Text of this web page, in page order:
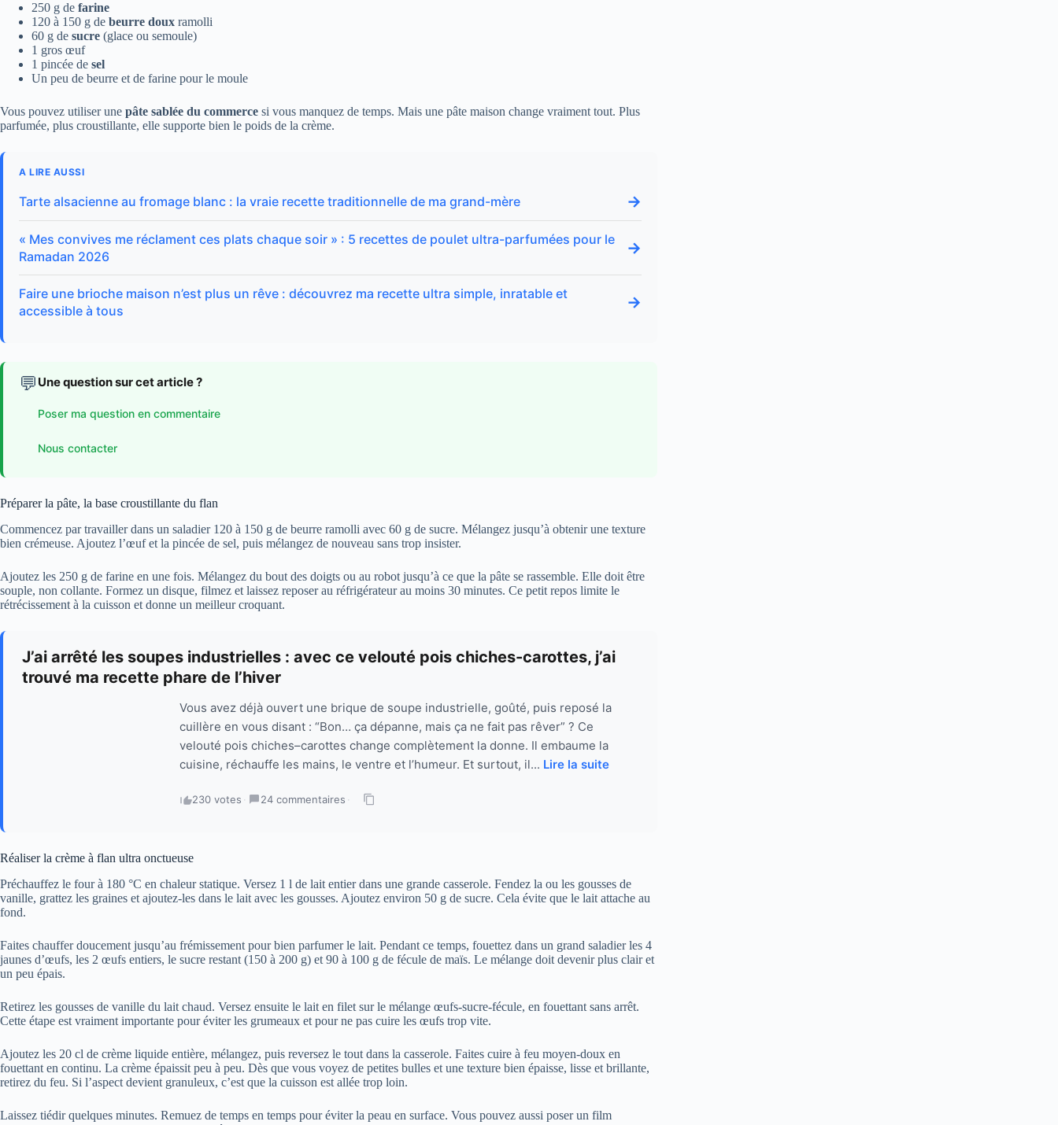
250 g de farine
120 à 150 g de beurre doux ramolli
60 g de sucre (glace ou semoule)
1 gros œuf
1 pincée de sel
Un peu de beurre et de farine pour le moule
Vous pouvez utiliser une pâte sablée du commerce si vous manquez de temps. Mais une pâte maison change vraiment tout. Plus
parfumée, plus croustillante, elle supporte bien le poids de la crème.
A LIRE AUSSI
Tarte alsacienne au fromage blanc : la vraie recette traditionnelle de ma grand-mère →
« Mes convives me réclament ces plats chaque soir » : 5 recettes de poulet ultra-parfumées pour le
Ramadan 2026
→
Faire une brioche maison n’est plus un rêve : découvrez ma recette ultra simple, inratable et
accessible à tous
→
💬 Une question sur cet article ?
Poser ma question en commentaire
Nous contacter
Préparer la pâte, la base croustillante du flan
Commencez par travailler dans un saladier 120 à 150 g de beurre ramolli avec 60 g de sucre. Mélangez jusqu’à obtenir une texture
bien crémeuse. Ajoutez l’œuf et la pincée de sel, puis mélangez de nouveau sans trop insister.
Ajoutez les 250 g de farine en une fois. Mélangez du bout des doigts ou au robot jusqu’à ce que la pâte se rassemble. Elle doit être
souple, non collante. Formez un disque, filmez et laissez reposer au réfrigérateur au moins 30 minutes. Ce petit repos limite le
rétrécissement à la cuisson et donne un meilleur croquant.
J’ai arrêté les soupes industrielles : avec ce velouté pois chiches-carottes, j’ai
trouvé ma recette phare de l’hiver
Vous avez déjà ouvert une brique de soupe industrielle, goûté, puis reposé la
cuillère en vous disant : “Bon… ça dépanne, mais ça ne fait pas rêver” ? Ce
velouté pois chiches–carottes change complètement la donne. Il embaume la
cuisine, réchauffe les mains, le ventre et l’humeur. Et surtout, il... Lire la suite
230 votes · 24 commentaires ·
Réaliser la crème à flan ultra onctueuse
Préchauffez le four à 180 °C en chaleur statique. Versez 1 l de lait entier dans une grande casserole. Fendez la ou les gousses de
vanille, grattez les graines et ajoutez-les dans le lait avec les gousses. Ajoutez environ 50 g de sucre. Cela évite que le lait attache au
fond.
Faites chauffer doucement jusqu’au frémissement pour bien parfumer le lait. Pendant ce temps, fouettez dans un grand saladier les 4
jaunes d’œufs, les 2 œufs entiers, le sucre restant (150 à 200 g) et 90 à 100 g de fécule de maïs. Le mélange doit devenir plus clair et
un peu épais.
Retirez les gousses de vanille du lait chaud. Versez ensuite le lait en filet sur le mélange œufs-sucre-fécule, en fouettant sans arrêt.
Cette étape est vraiment importante pour éviter les grumeaux et pour ne pas cuire les œufs trop vite.
Ajoutez les 20 cl de crème liquide entière, mélangez, puis reversez le tout dans la casserole. Faites cuire à feu moyen-doux en
fouettant en continu. La crème épaissit peu à peu. Dès que vous voyez de petites bulles et une texture bien épaisse, lisse et brillante,
retirez du feu. Si l’aspect devient granuleux, c’est que la cuisson est allée trop loin.
Laissez tiédir quelques minutes. Remuez de temps en temps pour éviter la peau en surface. Vous pouvez aussi poser un film